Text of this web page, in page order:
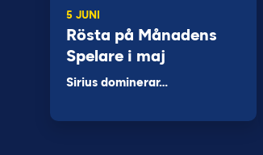
5 JUNI
Rösta på Månadens
Spelare i maj
Sirius dominerar…